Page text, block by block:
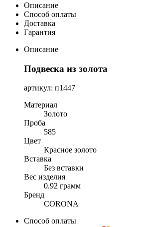
Описание
Способ оплаты
Доставка
Гарантия
Описание
Подвеска из золота
артикул: п1447
Материал
Золото
Проба
585
Цвет
Красное золото
Вставка
Без вставки
Вес изделия
0.92 грамм
Бренд
CORONA
Способ оплаты